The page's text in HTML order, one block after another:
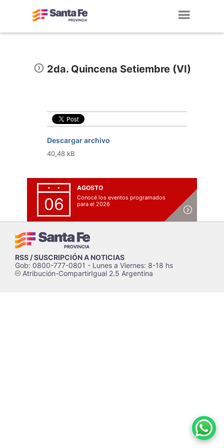
2da. Quincena Setiembre (VI)
Descargar archivo
40,48 kB
06
AGOSTO
Conocé los eventos programados
para el 2026
RSS / SUSCRIPCIÓN A NOTICIAS
Gob: 0800-777-0801 - Lunes a Viernes: 8-18 hs
cAtribución-CompartirIgual 2.5 Argentina